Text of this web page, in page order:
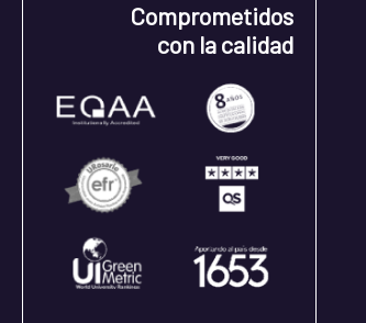
Comprometidos
con la calidad